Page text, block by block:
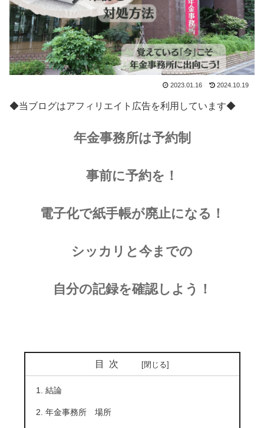
2023.01.16 2024.10.19
◆当ブログはアフィリエイト広告を利用しています◆
年金事務所は予約制
事前に予約を！
電子化で紙手帳が廃止になる！
シッカリと今までの
自分の記録を確認しよう！
目次
結論
年金事務所 場所